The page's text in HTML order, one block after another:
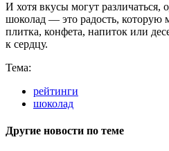
И хотя вкусы могут различаться,
шоколад — это радость, которую
плитка, конфета, напиток или
к сердцу.
Тема:
рейтинги
шоколад
Другие новости по теме